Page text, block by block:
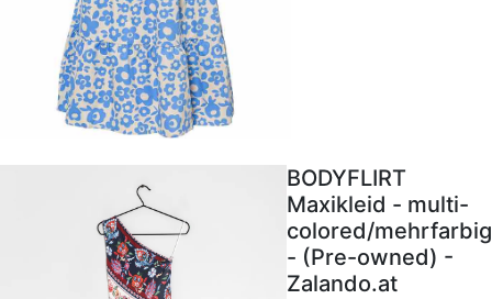
BODYFLIRT
Maxikleid - multi-
colored/mehrfarbig
- (Pre-owned) -
Zalando.at